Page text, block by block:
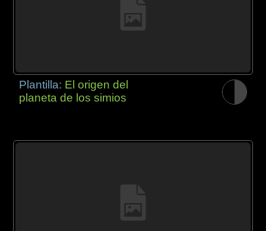
Plantilla: El origen del
planeta de los simios